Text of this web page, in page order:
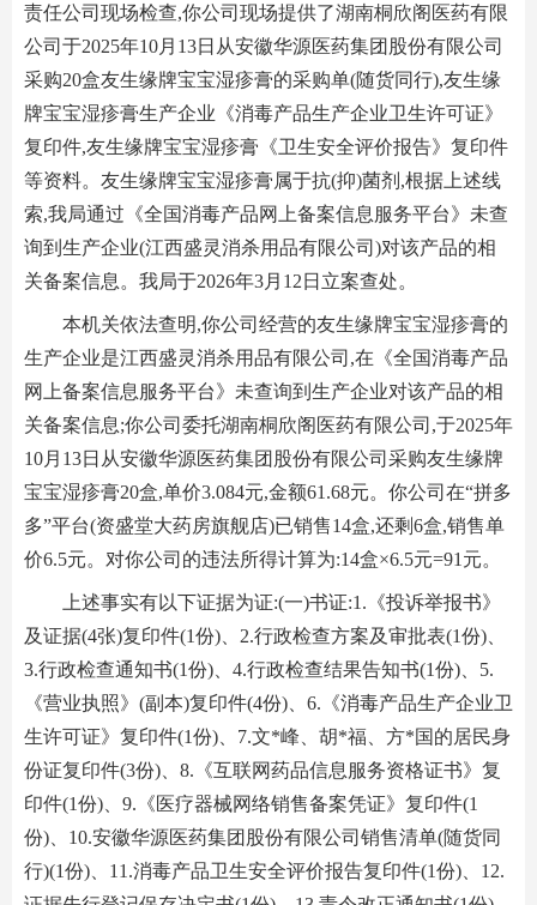
责任公司现场检查,你公司现场提供了湖南桐欣阁医药有限
公司于2025年10月13日从安徽华源医药集团股份有限公司
采购20盒友生缘牌宝宝湿疹膏的采购单(随货同行),友生缘
牌宝宝湿疹膏生产企业《消毒产品生产企业卫生许可证》
复印件,友生缘牌宝宝湿疹膏《卫生安全评价报告》复印件
等资料。友生缘牌宝宝湿疹膏属于抗(抑)菌剂,根据上述线
索,我局通过《全国消毒产品网上备案信息服务平台》未查
询到生产企业(江西盛灵消杀用品有限公司)对该产品的相
关备案信息。我局于2026年3月12日立案查处。
本机关依法查明,你公司经营的友生缘牌宝宝湿疹膏的
生产企业是江西盛灵消杀用品有限公司,在《全国消毒产品
网上备案信息服务平台》未查询到生产企业对该产品的相
关备案信息;你公司委托湖南桐欣阁医药有限公司,于2025年
10月13日从安徽华源医药集团股份有限公司采购友生缘牌
宝宝湿疹膏20盒,单价3.084元,金额61.68元。你公司在“拼多
多”平台(资盛堂大药房旗舰店)已销售14盒,还剩6盒,销售单
价6.5元。对你公司的违法所得计算为:14盒×6.5元=91元。
上述事实有以下证据为证:(一)书证:1.《投诉举报书》
及证据(4张)复印件(1份)、2.行政检查方案及审批表(1份)、
3.行政检查通知书(1份)、4.行政检查结果告知书(1份)、5.
《营业执照》(副本)复印件(4份)、6.《消毒产品生产企业卫
生许可证》复印件(1份)、7.文*峰、胡*福、方*国的居民身
份证复印件(3份)、8.《互联网药品信息服务资格证书》复
印件(1份)、9.《医疗器械网络销售备案凭证》复印件(1
份)、10.安徽华源医药集团股份有限公司销售清单(随货同
行)(1份)、11.消毒产品卫生安全评价报告复印件(1份)、12.